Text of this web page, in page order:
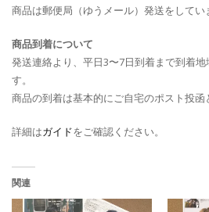
商品は郵便局（ゆうメール）発送をしてい
商品到着について
発送連絡より、平日3〜7日到着まで到着
す。
商品の到着は基本的にご自宅のポスト投函
詳細はガイドをご確認ください。
関連